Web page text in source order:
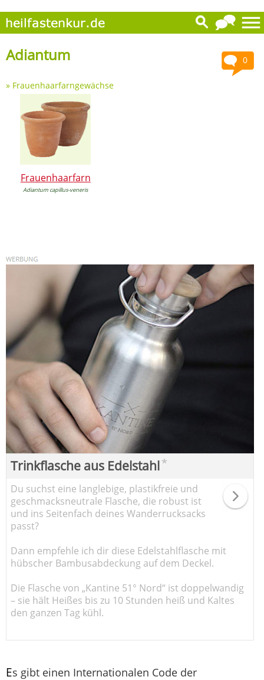
0
Adiantum
» Frauenhaarfarngewächse
Frauenhaarfarn
Adiantum capillus-veneris
Trinkflasche aus Edelstahl*
Du suchst eine langlebige, plastikfreie und
geschmacksneutrale Flasche, die robust ist
und ins Seitenfach deines Wanderrucksacks
passt?
Dann empfehle ich dir diese Edelstahlflasche mit
hübscher Bambusabdeckung auf dem Deckel.
Die Flasche von „Kantine 51° Nord“ ist doppelwandig
– sie hält Heißes bis zu 10 Stunden heiß und Kaltes
den ganzen Tag kühl.
Es gibt einen Internationalen Code der